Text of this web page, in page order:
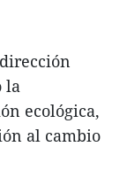
la
ecológica,
al cambio